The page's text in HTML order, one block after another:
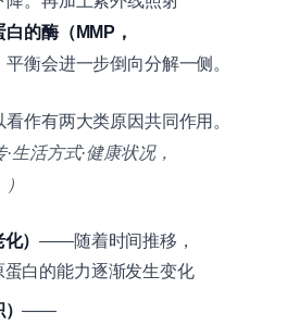
的酶（MMP，
平衡会进一步倒向分解一侧。
作有两大类原因共同作用。
生活方式·健康状况，
化）——随着时间推移，
白的能力逐渐发生变化
）——